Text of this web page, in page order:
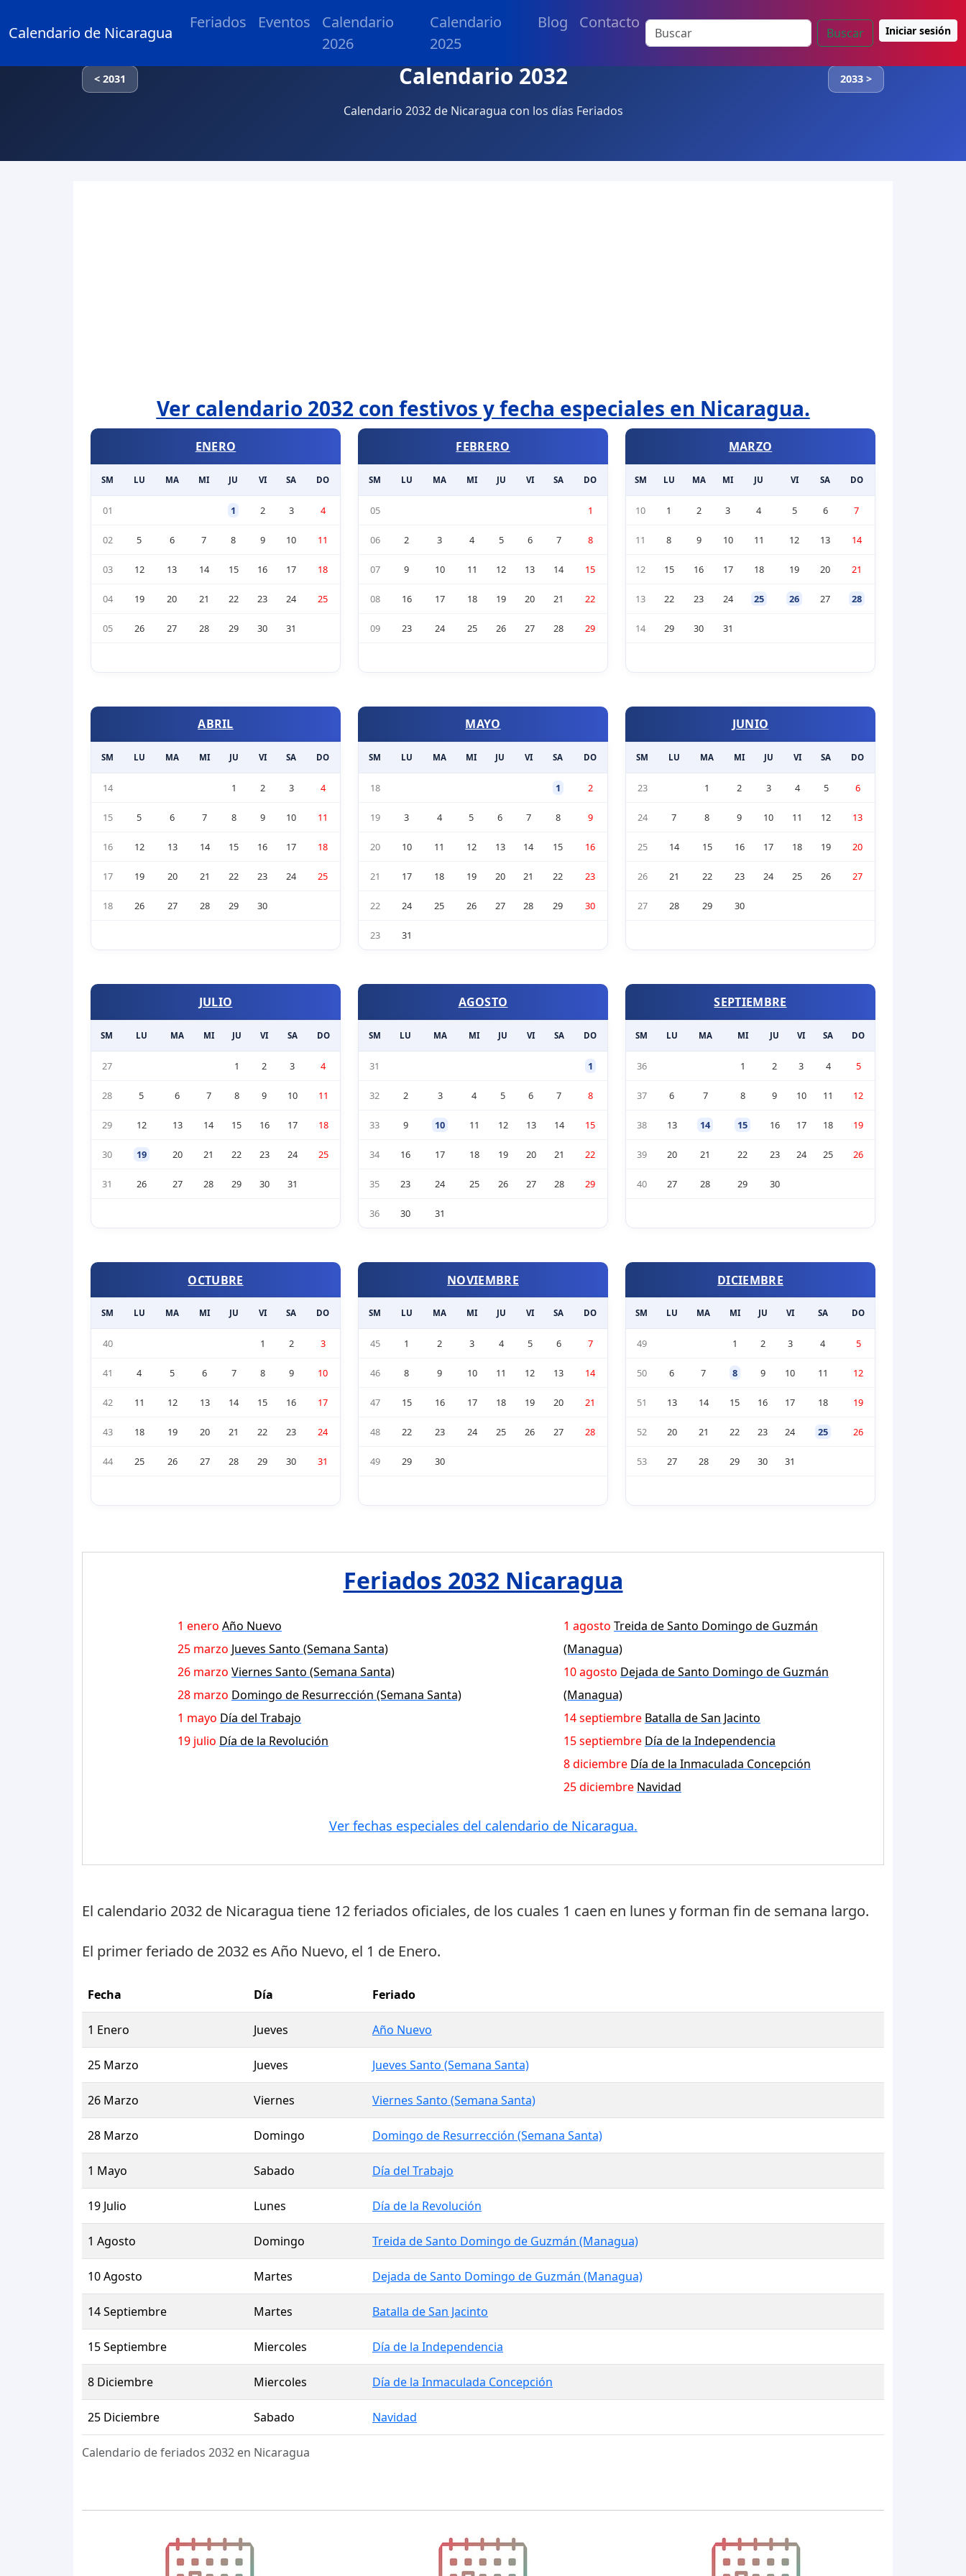
Calendario de Nicaragua
Feriados Eventos
Calendario
2026
Calendario
2025
Blog Contacto
Buscar Iniciar sesión
< 2031 Calendario 2032 2033 >
Calendario 2032 de Nicaragua con los días Feriados
Ver calendario 2032 con festivos y fecha especiales en Nicaragua.
ENERO
SM LU MA MI JU VI SA DO
01 1 2 3 4
02 5 6 7 8 9 10 11
03 12 13 14 15 16 17 18
04 19 20 21 22 23 24 25
05 26 27 28 29 30 31
FEBRERO
SM LU MA MI JU VI SA DO
05 1
06 2 3 4 5 6 7 8
07 9 10 11 12 13 14 15
08 16 17 18 19 20 21 22
09 23 24 25 26 27 28 29
MARZO
SM LU MA MI JU VI SA DO
10 1 2 3 4 5 6 7
11 8 9 10 11 12 13 14
12 15 16 17 18 19 20 21
13 22 23 24 25 26 27 28
14 29 30 31
ABRIL
SM LU MA MI JU VI SA DO
14 1 2 3 4
15 5 6 7 8 9 10 11
16 12 13 14 15 16 17 18
17 19 20 21 22 23 24 25
18 26 27 28 29 30
MAYO
SM LU MA MI JU VI SA DO
18 1 2
19 3 4 5 6 7 8 9
20 10 11 12 13 14 15 16
21 17 18 19 20 21 22 23
22 24 25 26 27 28 29 30
23 31
JUNIO
SM LU MA MI JU VI SA DO
23 1 2 3 4 5 6
24 7 8 9 10 11 12 13
25 14 15 16 17 18 19 20
26 21 22 23 24 25 26 27
27 28 29 30
JULIO
SM LU MA MI JU VI SA DO
27 1 2 3 4
28 5 6 7 8 9 10 11
29 12 13 14 15 16 17 18
30 19 20 21 22 23 24 25
31 26 27 28 29 30 31
AGOSTO
SM LU MA MI JU VI SA DO
31 1
32 2 3 4 5 6 7 8
33 9 10 11 12 13 14 15
34 16 17 18 19 20 21 22
35 23 24 25 26 27 28 29
36 30 31
SEPTIEMBRE
SM LU MA MI JU VI SA DO
36 1 2 3 4 5
37 6 7 8 9 10 11 12
38 13 14 15 16 17 18 19
39 20 21 22 23 24 25 26
40 27 28 29 30
OCTUBRE
SM LU MA MI JU VI SA DO
40 1 2 3
41 4 5 6 7 8 9 10
42 11 12 13 14 15 16 17
43 18 19 20 21 22 23 24
44 25 26 27 28 29 30 31
NOVIEMBRE
SM LU MA MI JU VI SA DO
45 1 2 3 4 5 6 7
46 8 9 10 11 12 13 14
47 15 16 17 18 19 20 21
48 22 23 24 25 26 27 28
49 29 30
DICIEMBRE
SM LU MA MI JU VI SA DO
49 1 2 3 4 5
50 6 7 8 9 10 11 12
51 13 14 15 16 17 18 19
52 20 21 22 23 24 25 26
53 27 28 29 30 31
Feriados 2032 Nicaragua
1 enero Año Nuevo
25 marzo Jueves Santo (Semana Santa)
26 marzo Viernes Santo (Semana Santa)
28 marzo Domingo de Resurrección (Semana Santa)
1 mayo Día del Trabajo
19 julio Día de la Revolución
1 agosto Treida de Santo Domingo de Guzmán
(Managua)
10 agosto Dejada de Santo Domingo de Guzmán
(Managua)
14 septiembre Batalla de San Jacinto
15 septiembre Día de la Independencia
8 diciembre Día de la Inmaculada Concepción
25 diciembre Navidad
Ver fechas especiales del calendario de Nicaragua.
El calendario 2032 de Nicaragua tiene 12 feriados oficiales, de los cuales 1 caen en lunes y forman fin de semana largo.
El primer feriado de 2032 es Año Nuevo, el 1 de Enero.
Calendario de feriados 2032 en Nicaragua
Fecha Día Feriado
1 Enero Jueves Año Nuevo
25 Marzo Jueves Jueves Santo (Semana Santa)
26 Marzo Viernes Viernes Santo (Semana Santa)
28 Marzo Domingo Domingo de Resurrección (Semana Santa)
1 Mayo Sabado Día del Trabajo
19 Julio Lunes Día de la Revolución
1 Agosto Domingo Treida de Santo Domingo de Guzmán (Managua)
10 Agosto Martes Dejada de Santo Domingo de Guzmán (Managua)
14 Septiembre Martes Batalla de San Jacinto
15 Septiembre Miercoles Día de la Independencia
8 Diciembre Miercoles Día de la Inmaculada Concepción
25 Diciembre Sabado Navidad